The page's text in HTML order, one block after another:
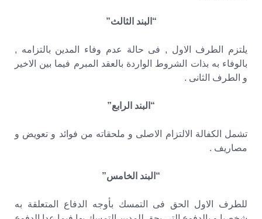
“البند الثالث”
يلتزم الطرف الاول , فى حالة عدم وفاء المدين بالتزامه ,
بالوفاء به بذات الشروط الواردة بالعقد المبرم فيما بين الاخير
و الطرف الثانى .
“البند الرابع”
تشمل الكفالة الالتزام الاصلى و ملحقاته من فوائد و تعويض و
مصاريف .
“البند الخامس”
للطرف الاول الحق فى التمسك بأوجه الدفاع المتعلقة به